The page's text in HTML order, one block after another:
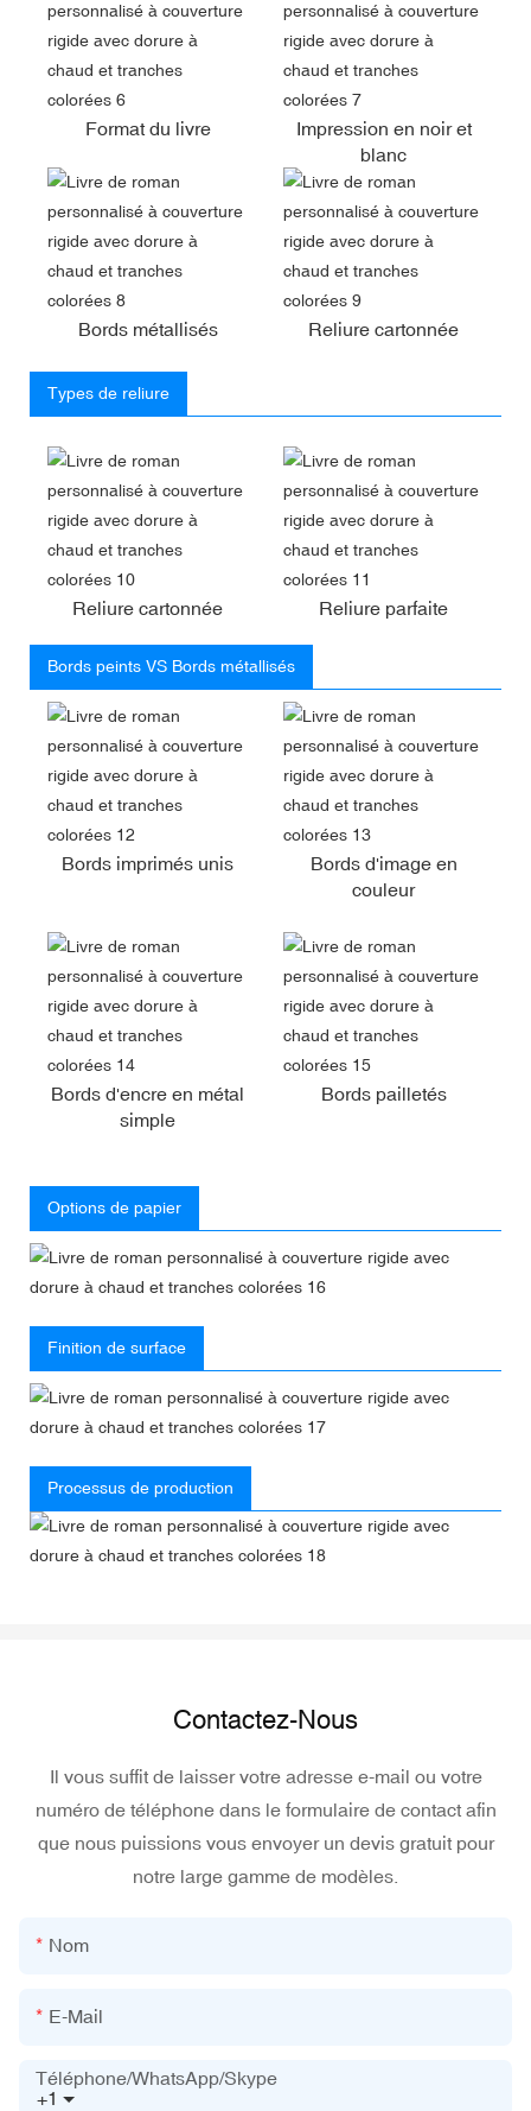
Format du livre
Impression en noir et
blanc
Bords métallisés Reliure cartonnée
Types de reliure
Reliure cartonnée Reliure parfaite
Bords peints VS Bords métallisés
Bords imprimés unis
Bords d'image en
couleur
Bords d'encre en métal
simple
Bords pailletés
Options de papier
Finition de surface
Processus de production
Contactez-Nous
Il vous suffit de laisser votre adresse e-mail ou votre
numéro de téléphone dans le formulaire de contact afin
que nous puissions vous envoyer un devis gratuit pour
notre large gamme de modèles.
Nom
E-Mail
+1
Téléphone/WhatsApp/Skype